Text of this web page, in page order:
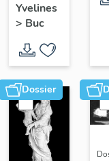
Casale
Yvelines
> Buc
Dossier